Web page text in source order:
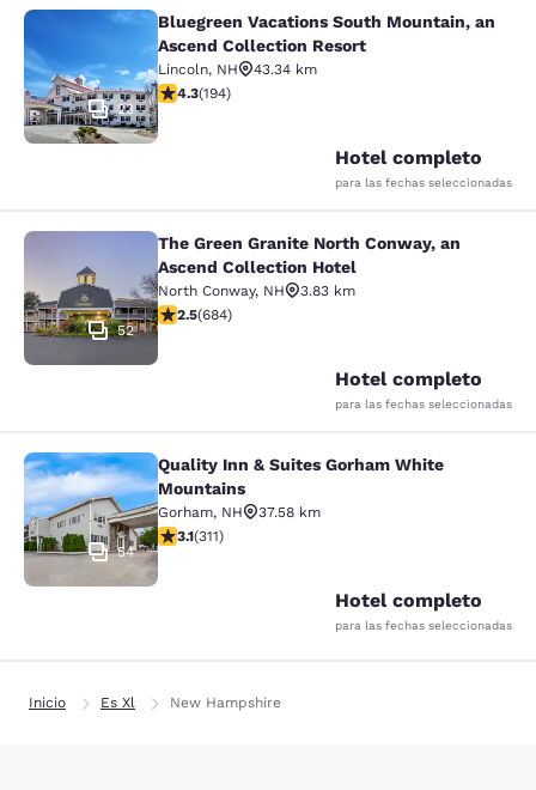
Bluegreen Vacations South
23
Bluegreen Vacations South Mountain, an
Ascend Collection Resort
Lincoln, NH
43.34 km
calificación de 4.34 estrellas. Excelente. 194 reseñas
4.3(194)
Hotel completo
para las fechas seleccionadas
The Green Granite North Conway,
52
The Green Granite North Conway, an
Ascend Collection Hotel
North Conway, NH
3.83 km
calificación de 2.54 estrellas. Feria. 684 reseñas
2.5(684)
Hotel completo
para las fechas seleccionadas
Quality Inn & Suites Gorham White
54
Quality Inn & Suites Gorham White
Mountains
Gorham, NH
37.58 km
calificación de 3.07 estrellas. Feria. 311 reseñas
3.1(311)
Hotel completo
para las fechas seleccionadas
Inicio Es Xl New Hampshire